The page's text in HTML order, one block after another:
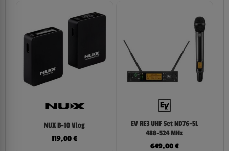
NUX B-10 Vlog
119,00€
EV RE3 UHF Set ND76-5L
488-524 MHz
649,00€